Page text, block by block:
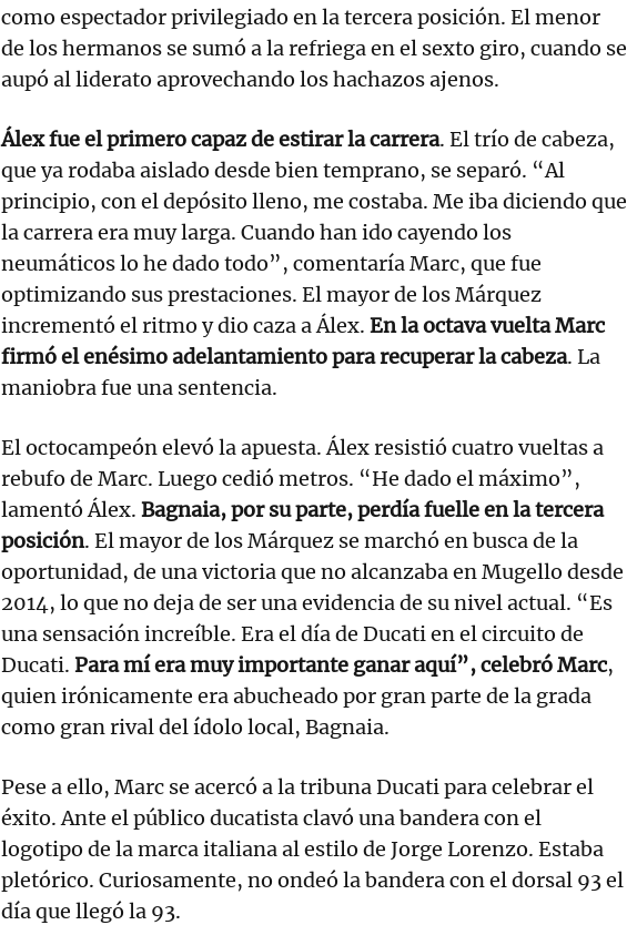
como espectador privilegiado en la tercera posición. El menor
de los hermanos se sumó a la refriega en el sexto giro, cuando se
aupó al liderato aprovechando los hachazos ajenos.
Álex fue el primero capaz de estirar la carrera. El trío de cabeza,
que ya rodaba aislado desde bien temprano, se separó. “Al
principio, con el depósito lleno, me costaba. Me iba diciendo que
la carrera era muy larga. Cuando han ido cayendo los
neumáticos lo he dado todo”, comentaría Marc, que fue
optimizando sus prestaciones. El mayor de los Márquez
incrementó el ritmo y dio caza a Álex. En la octava vuelta Marc
firmó el enésimo adelantamiento para recuperar la cabeza. La
maniobra fue una sentencia.
El octocampeón elevó la apuesta. Álex resistió cuatro vueltas a
rebufo de Marc. Luego cedió metros. “He dado el máximo”,
lamentó Álex. Bagnaia, por su parte, perdía fuelle en la tercera
posición. El mayor de los Márquez se marchó en busca de la
oportunidad, de una victoria que no alcanzaba en Mugello desde
2014, lo que no deja de ser una evidencia de su nivel actual. “Es
una sensación increíble. Era el día de Ducati en el circuito de
Ducati. Para mí era muy importante ganar aquí”, celebró Marc,
quien irónicamente era abucheado por gran parte de la grada
como gran rival del ídolo local, Bagnaia.
Pese a ello, Marc se acercó a la tribuna Ducati para celebrar el
éxito. Ante el público ducatista clavó una bandera con el
logotipo de la marca italiana al estilo de Jorge Lorenzo. Estaba
pletórico. Curiosamente, no ondeó la bandera con el dorsal 93 el
día que llegó la 93.